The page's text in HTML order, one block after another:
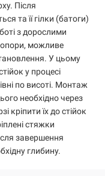
Після
та її гілки (батоги)
з дорослими
опори, можливе
У цьому
у процесі
по висоті. Монтаж
необхідно через
кріпити їх до стійок
стяжки
завершення
глибину.